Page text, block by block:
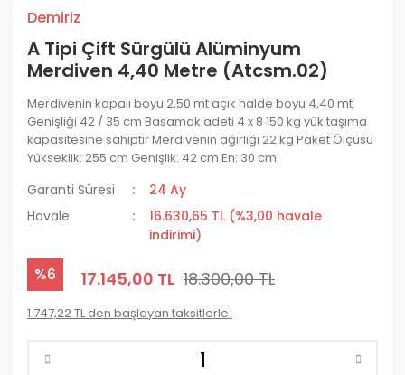
Demiriz
A Tipi Çift Sürgülü Alüminyum
Merdiven 4,40 Metre (Atcsm.02)
Merdivenin kapalı boyu 2,50 mt açık halde boyu 4,40 mt
Genişliği 42 / 35 cm Basamak adeti 4 x 8 150 kg yük taşıma
kapasitesine sahiptir Merdivenin ağırlığı 22 kg Paket Ölçüsü
Yükseklik: 255 cm Genişlik: 42 cm En: 30 cm
Garanti Süresi
24 Ay
Havale
16.630,65 TL (%3,00 havale
indirimi)
%6 17.145,00 TL 18.300,00 TL
1.747,22 TL den başlayan taksitlerle!